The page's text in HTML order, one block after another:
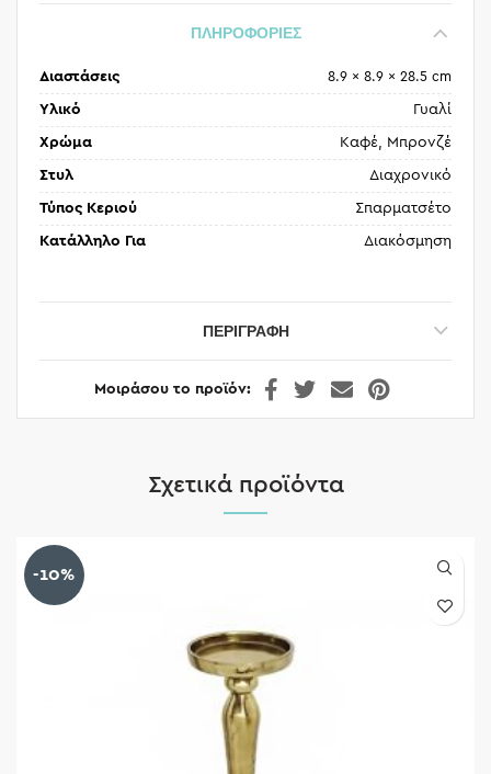
ΠΛΗΡΟΦΟΡΙΕΣ
Διαστάσεις 8.9 × 8.9 × 28.5 cm
Υλικό Γυαλί
Χρώμα Καφέ, Μπρονζέ
Στυλ Διαχρονικό
Τύπος Κεριού Σπαρματσέτο
Κατάλληλο Για Διακόσμηση
ΠΕΡΙΓΡΑΦΉ
Μοιράσου το προϊόν
Σχετικά προϊόντα
-10%